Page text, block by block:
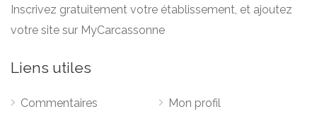
Inscrivez gratuitement votre établissement, et ajoutez
votre site sur MyCarcassonne
Liens utiles
Commentaires
Mon profil